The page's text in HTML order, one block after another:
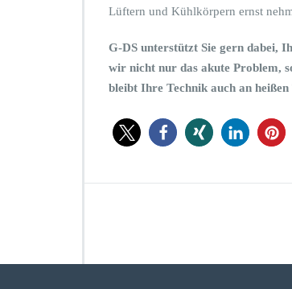
Lüftern und Kühlkörpern ernst
G-DS unterstützt Sie gern dabei,
wir nicht nur das akute Problem,
bleibt Ihre Technik auch an